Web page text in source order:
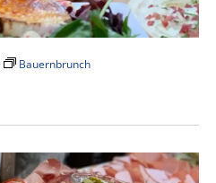
Bauernbrunch